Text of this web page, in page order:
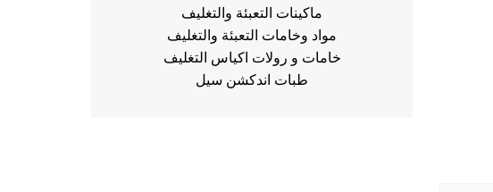
ماكينات التعبئة والتغليف
مواد وخامات التعبئة والتغليف
خامات و رولات اكياس التغليف
طبات اندكشن سيل